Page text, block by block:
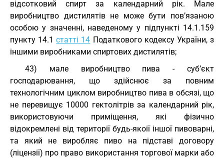
відсотковий спирт за календарний рік. Мале
виробництво дистилятів не може бути пов’язаною
особою у значенні, наведеному у підпункті 14.1.159
пункту 14.1статті 14 Податкового кодексу України, з
іншими виробниками спиртових дистилятів;
43) мале виробництво пива - суб’єкт
господарювання, що здійснює за повним
технологічним циклом виробництво пива в обсязі, що
не перевищує 10000 гектолітрів за календарний рік,
використовуючи приміщення, які фізично
відокремлені від території будь-якоії іншої пивоварні,
та який не виробляє пиво на підставі договору
(ліцензії) про право використання торгової марки або